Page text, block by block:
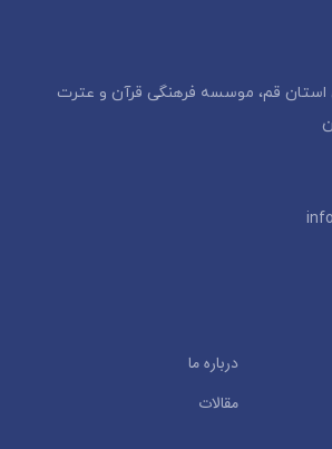
استان قم، موسسه فرهنگی قرآن و عترت
درباره ما
مقالات